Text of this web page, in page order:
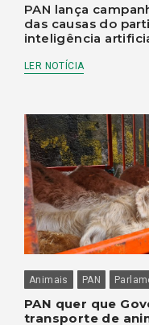
PAN lança
das causas do
inteligência
LER NOTÍCIA
Animais PAN
PAN quer que
transporte de